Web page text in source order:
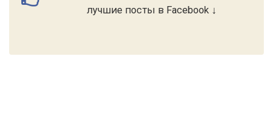
лучшие посты в Facebook ↓